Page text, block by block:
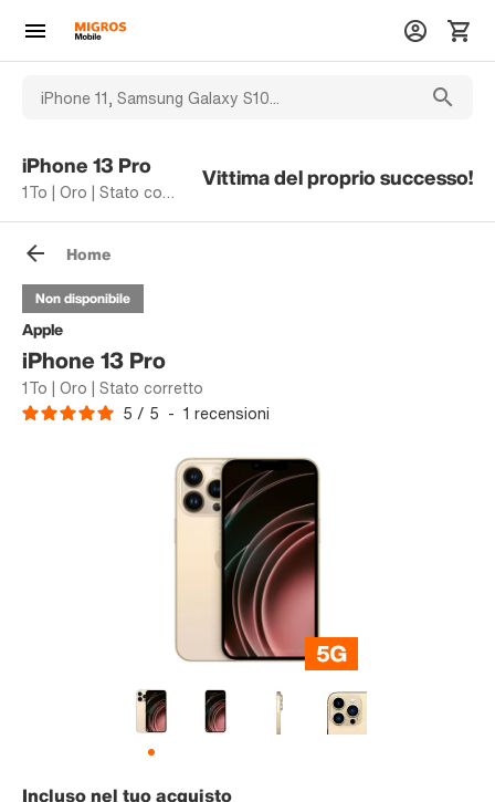
iPhone 13 Pro
1To | Oro | Stato corretto
Vittima del proprio successo!
Home
Apple
iPhone 13 Pro
1To | Oro | Stato corretto
5 / 5 - 1 recensioni
Non disponibile
Incluso nel tuo acquisto